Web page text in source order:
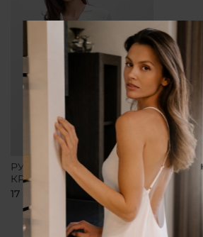
РУБАШКА СВОБОДНОГО
КРОЯ БЕЛАЯ
17 800 ₽